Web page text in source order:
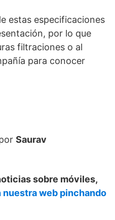
estas especificaciones
por lo que
filtraciones o al
para conocer
Saurav
sobre móviles,
nuestra web pinchando